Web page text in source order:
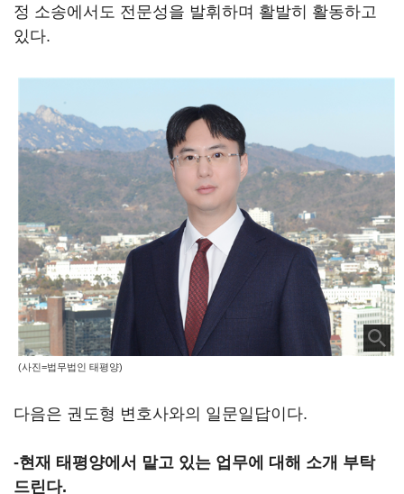
정 소송에서도 전문성을 발휘하며 활발히 활동하고
있다.
(사진=법무법인 태평양)
다음은 권도형 변호사와의 일문일답이다.
-현재 태평양에서 맡고 있는 업무에 대해 소개 부탁
드린다.